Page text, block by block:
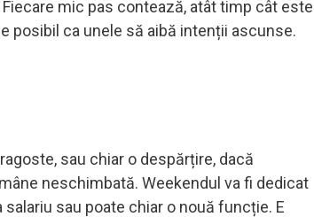
mic pas contează, atât timp cât este
posibil ca unele să aibă intenții ascunse.
sau chiar o despărțire, dacă
neschimbată. Weekendul va fi dedicat
sau poate chiar o nouă funcție. E